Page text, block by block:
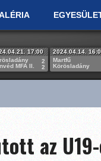
17:00
MFA II.
2
2
2024.04.14.
Martfű
Körösladány
az